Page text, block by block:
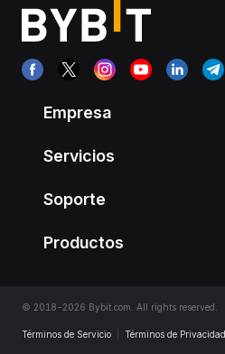
Empresa
Servicios
Soporte
Productos
© 2018-2026 Bybit.com. All rights reserved.
Términos de Servicio Términos de Privacidad